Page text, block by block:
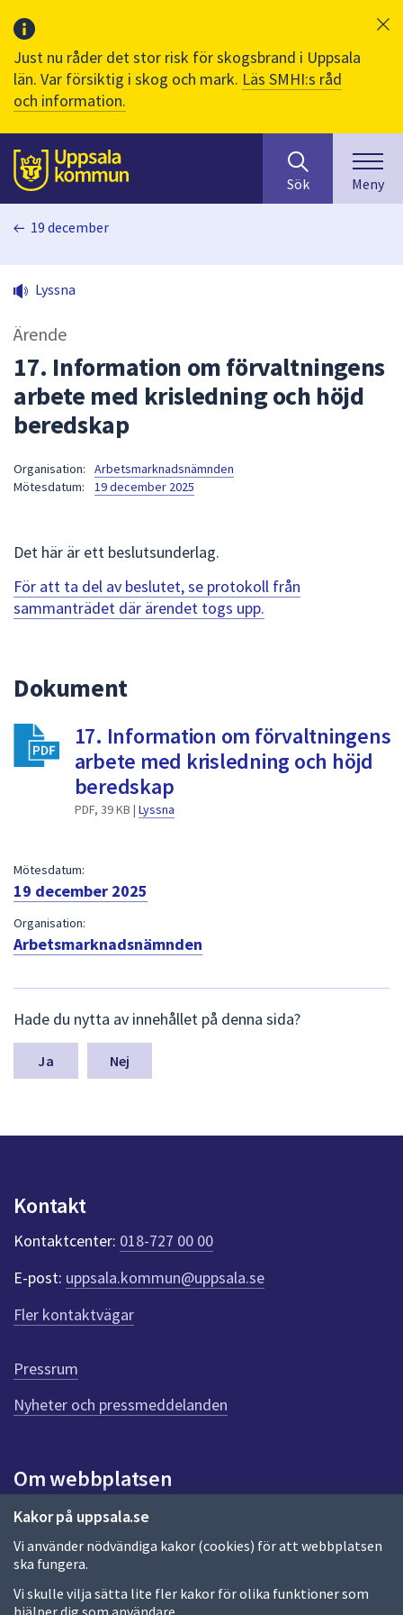
Just nu råder det stor risk för skogsbrand i Uppsala
län. Var försiktig i skog och mark. Läs SMHI:s råd
och information.
Till sidans
huvudinnehåll
efter
innehåll
på
sökfältet
kommer
sökförslag
att
navigera
mellan
att
välja
något
Sök Meny
Kakor på uppsala.se
Vi använder nödvändiga kakor (cookies) för att webbplatsen
ska fungera.
Vi skulle vilja sätta lite fler kakor för olika funktioner som
hjälper dig som användare.
19 december
Lyssna
Ärende
17. Information om förvaltningens
arbete med krisledning och höjd
beredskap
Organisation:
Arbetsmarknadsnämnden
Mötesdatum:
19 december 2025
Det här är ett beslutsunderlag.
För att ta del av beslutet, se protokoll från
sammanträdet där ärendet togs upp.
Dokument
17. Information om förvaltningens
arbete med krisledning och höjd
beredskap
PDF, 39 KB | Lyssna
Mötesdatum:
19 december 2025
Organisation:
Arbetsmarknadsnämnden
ä
m
a
n
k
t
e
r
f
ö
r
e
n
n
a
d
a
Hade du nytta av innehållet på denna sida?
Nej
Kontakt
Kontaktcenter: 018-727 00 00
E-post: uppsala.kommun@uppsala.se
Fler kontaktvägar
Pressrum
Nyheter och pressmeddelanden
Om webbplatsen
Om webbplatsen
Allmänna handlingar och diarium
Behandling av personuppgifter